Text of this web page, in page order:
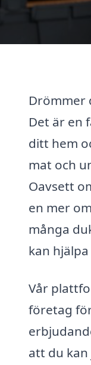
Drömmer
Det är en
ditt hem
mat och
Oavsett
en mer
många
kan
Vår
företag
att du